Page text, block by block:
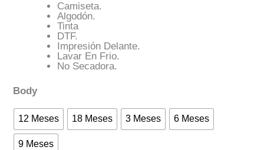
Camiseta.
Algodón.
Tinta
DTF.
Impresión Delante.
Lavar En Frio.
No Secadora.
Body
12 Meses 18 Meses 3 Meses 6 Meses
9 Meses